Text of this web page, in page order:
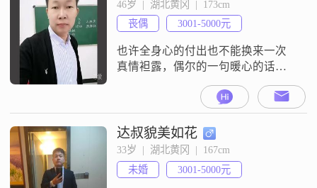
46岁  |  湖北黄冈  |  173cm
丧偶
3001-5000元
也许全身心的付出也不能换来一次
真情袒露，偶尔的一句暖心的话语
却时时萦绕在心头，感情的河仍在
奔流，无止无休##2026####2026##
达叔貌美如花
33岁  |  湖北黄冈  |  167cm
未婚
3001-5000元